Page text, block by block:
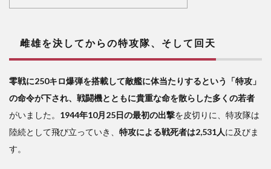
3
特攻
める
のが
上層
役割
雌雄を決してからの特攻隊、そして回天
零戦に250キロ爆弾を搭載して敵艦に体当たりするという「特攻」
の命令が下され、戦闘機とともに貴重な命を散らした多くの若者
がいました。 1944年10月25日の最初の出撃を皮切りに、特攻隊は
陸続として飛び立っていき、 特攻による戦死者は2,531人に及びま
す。